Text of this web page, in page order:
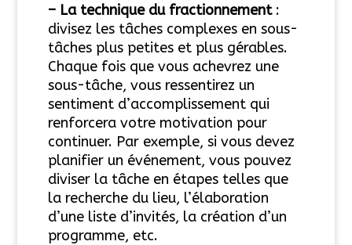
– La technique du fractionnement:
divisez les tâches complexes en sous-
tâches plus petites et plus gérables.
Chaque fois que vous achevrez une
sous-tâche, vous ressentirez un
sentiment d’accomplissement qui
renforcera votre motivation pour
continuer. Par exemple, si vous devez
planifier un événement, vous pouvez
diviser la tâche en étapes telles que
la recherche du lieu, l’élaboration
d’une liste d’invités, la création d’un
programme, etc.